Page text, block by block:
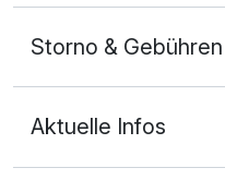
Storno & Gebühren
Aktuelle Infos